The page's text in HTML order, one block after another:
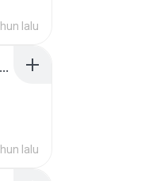
lalu
Junior Miss Pageant 1999 Series (Volume I Part I NC 6).7z
lalu